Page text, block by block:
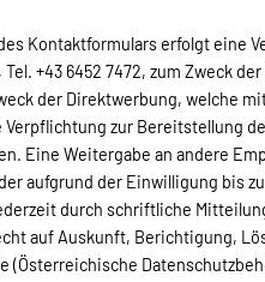
Kontaktformulars erfolgt eine
Tel. +43 6452 7472, zum Zweck
der Direktwerbung, welche
Verpflichtung zur Bereitstellung
Eine Weitergabe an andere
aufgrund der Einwilligung bis
durch schriftliche
auf Auskunft, Berichtigung,
(Österreichische